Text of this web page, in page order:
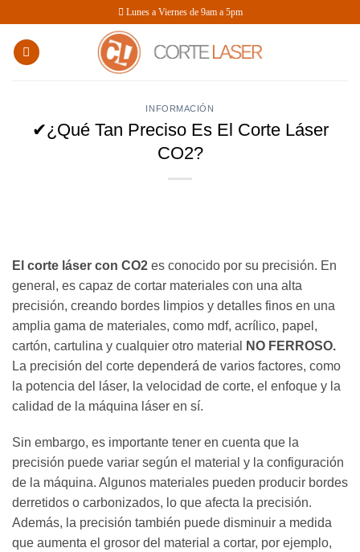
contenido
Lunes a Viernes de 9am a 5pm
INFORMACIÓN
✔¿Qué Tan Preciso Es El Corte Láser
CO2?
El corte láser con CO2 es conocido por su precisión. En
general, es capaz de cortar materiales con una alta
precisión, creando bordes limpios y detalles finos en una
amplia gama de materiales, como mdf, acrílico, papel,
cartón, cartulina y cualquier otro material
NO FERROSO.
La precisión del corte dependerá de varios factores, como
la potencia del láser, la velocidad de corte, el enfoque y la
calidad de la máquina láser en sí.
Sin embargo, es importante tener en cuenta que la
precisión puede variar según el material y la configuración
de la máquina. Algunos materiales pueden producir bordes
derretidos o carbonizados, lo que afecta la precisión.
Además, la precisión también puede disminuir a medida
que aumenta el grosor del material a cortar, por ejemplo,